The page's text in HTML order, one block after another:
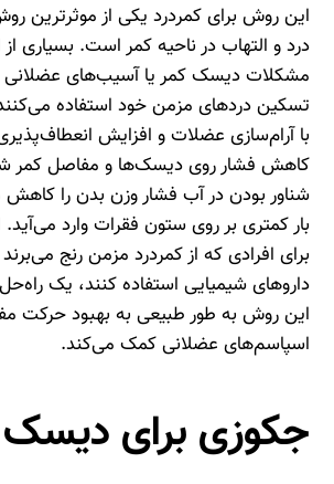
این روش برای کمردرد یکی از موثرترین
درد و التهاب در ناحیه کمر است. بسیاری از
مشکلات دیسک کمر یا آسیب‌های عضلانی
تسکین دردهای مزمن خود استفاده
با آرام‌سازی عضلات و افزایش
کاهش فشار روی دیسک‌ها و مفاصل کمر
شناور بودن در آب فشار وزن بدن را کاهش
بار کمتری بر روی ستون فقرات وارد می‌آید.
برای افرادی که از کمردرد مزمن رنج
داروهای شیمیایی استفاده کنند، یک
این روش به طور طبیعی به بهبود حرکت
اسپاسم‌های عضلانی کمک می‌کند.
جکوزی برای